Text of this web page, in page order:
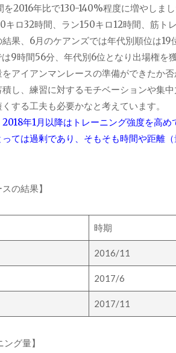
を2016年比で130-140%程度に増やしま
キロ32時間、ラン150キロ12時間、筋ト
果、6月のケアンズでは年代別順位は
9時間56分、年代別6位となり出場権を
アイアンマンレースの準備ができたか
し、練習に対するモチベーションや集
する工夫も必要かなと考えています。
年1月以降はトレーニング強度を高
ては過剰であり、そもそも時間や距離
の結果】
時期
2016/11
2017/6
2017/11
グ量】